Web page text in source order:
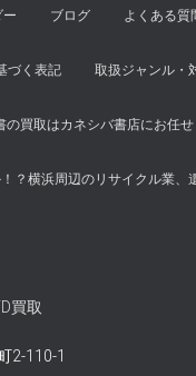
ー ブログ よくある質
づく表記 取扱ジャンル・
買取はカネシバ書店にお任せ
？横浜周辺のリサイクル業、
買取
2-110-1